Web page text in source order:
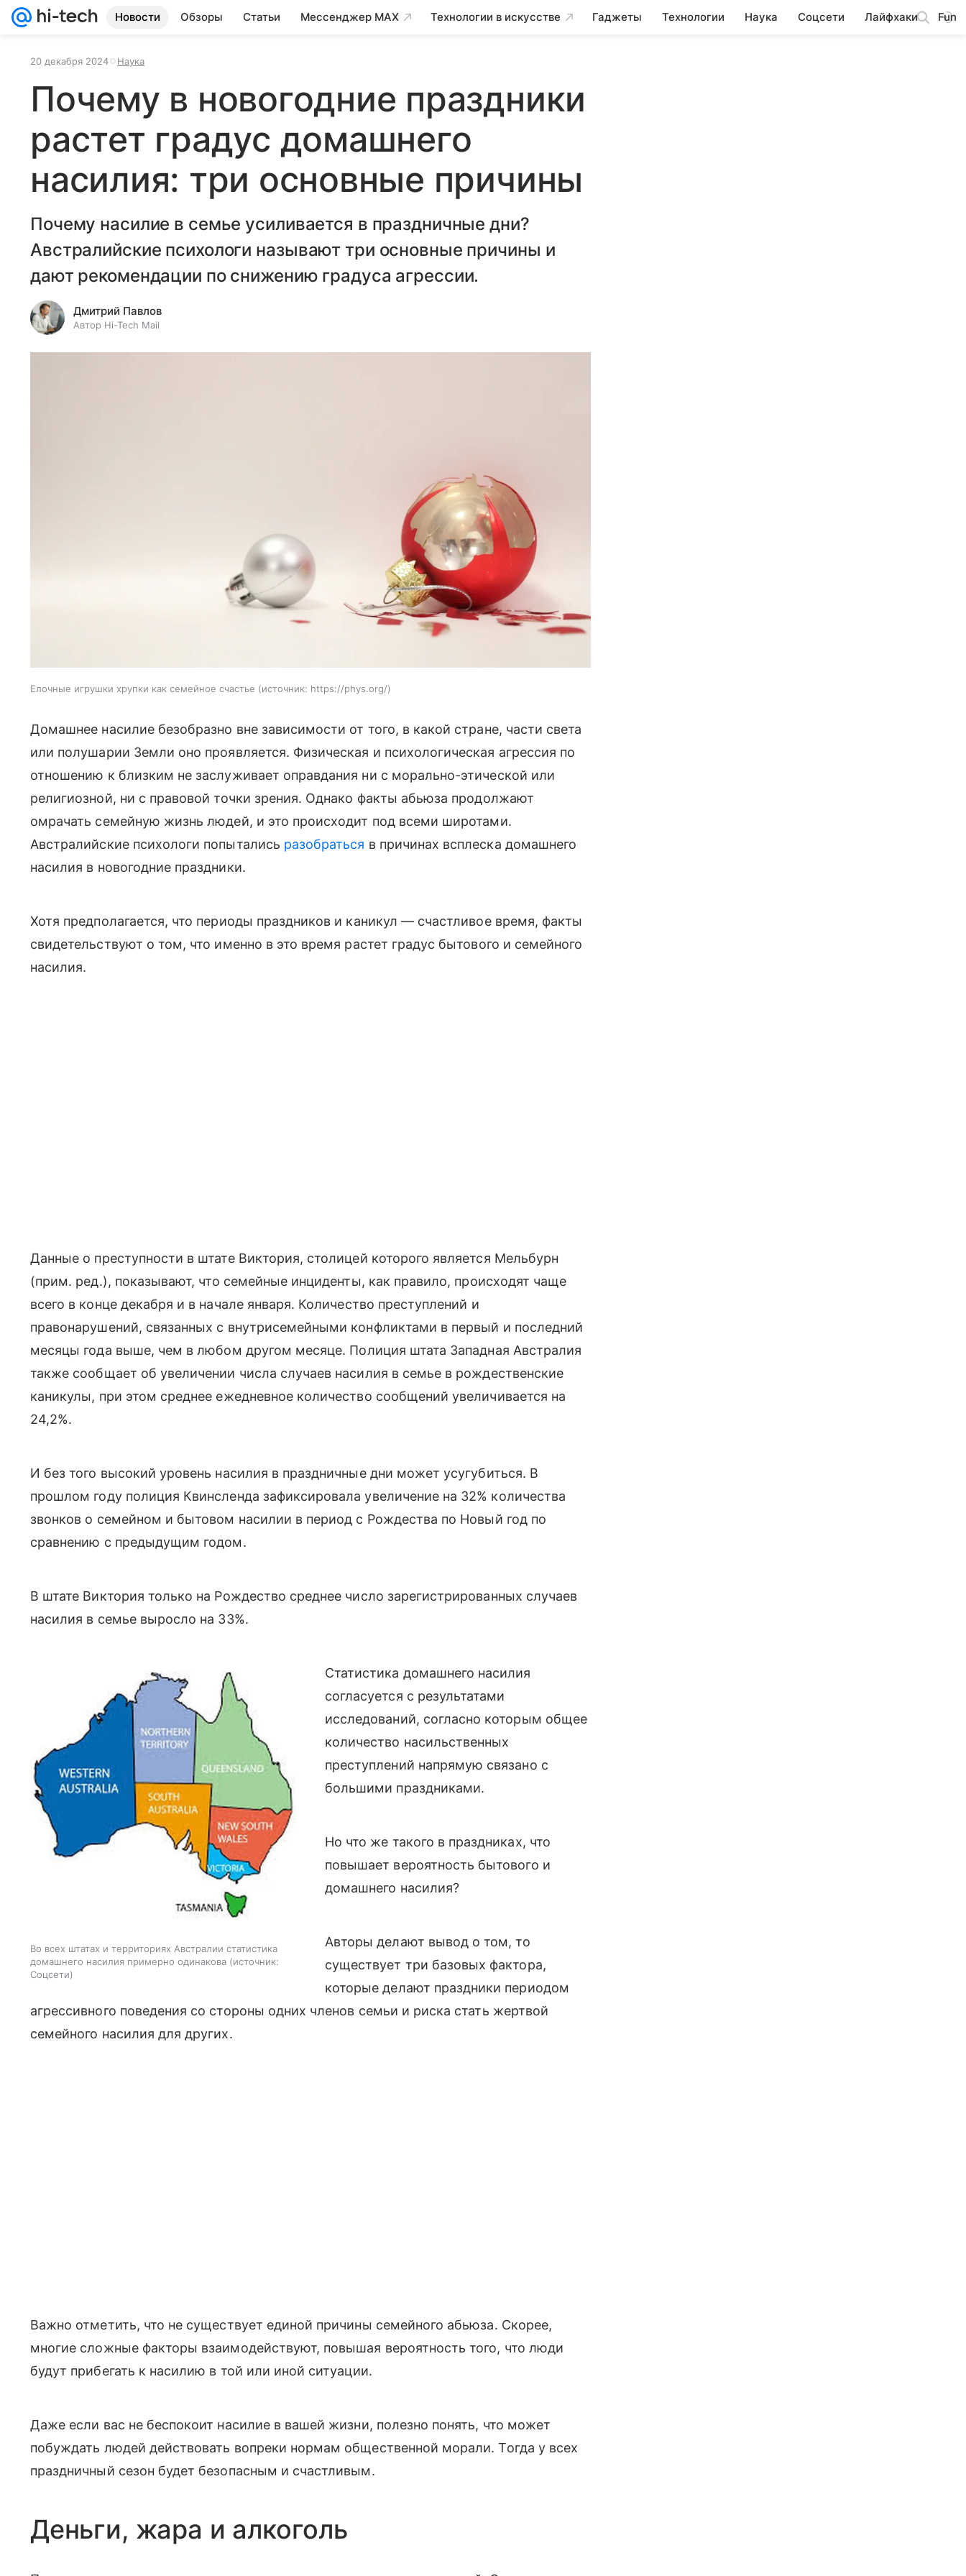
Новости Обзоры Статьи Мессенджер MAX Технологии в искусстве Гаджеты Технологии Наука Соцсети Лайфхаки Fun
20 декабря 2024 Наука
Почему в новогодние праздники
растет градус домашнего
насилия: три основные причины
Почему насилие в семье усиливается в праздничные дни?
Австралийские психологи называют три основные причины и
дают рекомендации по снижению градуса агрессии.
Дмитрий Павлов
Автор Hi-Tech Mail
Елочные игрушки хрупки как семейное счастье источник: https://phys.org/
Домашнее насилие безобразно вне зависимости от того, в какой стране, части света
или полушарии Земли оно проявляется. Физическая и психологическая агрессия по
отношению к близким не заслуживает оправдания ни с морально-этической или
религиозной, ни с правовой точки зрения. Однако факты абьюза продолжают
омрачать семейную жизнь людей, и это происходит под всеми широтами.
Австралийские психологи попытались разобраться в причинах всплеска домашнего
насилия в новогодние праздники.
Хотя предполагается, что периоды праздников и каникул — счастливое время, факты
свидетельствуют о том, что именно в это время растет градус бытового и семейного
насилия.
Данные о преступности в штате Виктория, столицей которого является Мельбурн
(прим. ред.), показывают, что семейные инциденты, как правило, происходят чаще
всего в конце декабря и в начале января. Количество преступлений и
правонарушений, связанных с внутрисемейными конфликтами в первый и последний
месяцы года выше, чем в любом другом месяце. Полиция штата Западная Австралия
также сообщает об увеличении числа случаев насилия в семье в рождественские
каникулы, при этом среднее ежедневное количество сообщений увеличивается на
24,2%.
И без того высокий уровень насилия в праздничные дни может усугубиться. В
прошлом году полиция Квинсленда зафиксировала увеличение на 32% количества
звонков о семейном и бытовом насилии в период с Рождества по Новый год по
сравнению с предыдущим годом.
В штате Виктория только на Рождество среднее число зарегистрированных случаев
насилия в семье выросло на 33%.
Во всех штатах и территориях Австралии статистика
домашнего насилия примерно одинакова
источник:
Соцсети
Статистика домашнего насилия
согласуется с результатами
исследований, согласно которым общее
количество насильственных
преступлений напрямую связано с
большими праздниками.
Но что же такого в праздниках, что
повышает вероятность бытового и
домашнего насилия?
Авторы делают вывод о том, то
существует три базовых фактора,
которые делают праздники периодом
агрессивного поведения со стороны одних членов семьи и риска стать жертвой
семейного насилия для других.
Важно отметить, что не существует единой причины семейного абьюза. Скорее,
многие сложные факторы взаимодействуют, повышая вероятность того, что люди
будут прибегать к насилию в той или иной ситуации.
Даже если вас не беспокоит насилие в вашей жизни, полезно понять, что может
побуждать людей действовать вопреки нормам общественной морали. Тогда у всех
праздничный сезон будет безопасным и счастливым.
Деньги, жара и алкоголь